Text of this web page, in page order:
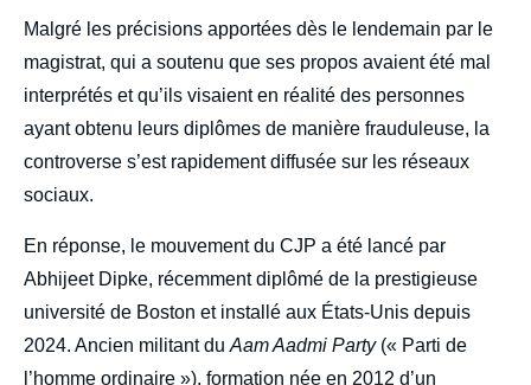
Malgré les précisions apportées dès le lendemain par le
magistrat, qui a soutenu que ses propos avaient été mal
interprétés et qu’ils visaient en réalité des personnes
ayant obtenu leurs diplômes de manière frauduleuse, la
controverse s’est rapidement diffusée sur les réseaux
sociaux.
En réponse, le mouvement du CJP a été lancé par
Abhijeet Dipke, récemment diplômé de la prestigieuse
université de Boston et installé aux États-Unis depuis
2024. Ancien militant du Aam Aadmi Party(« Parti de
l’homme ordinaire »), formation née en 2012 d’un